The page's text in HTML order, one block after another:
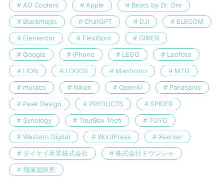
AO Coolers Apple Beats by Dr. Dre
Blackmagic ChatGPT DJI ELECOM
Elementor FlexiSpot GIIKER
Google iPhone LEGO Leofoto
LION LOGOS Manfrotto MTG
muraco Nikon OpenAI Panasonic
Peak Design PREDUCTS SPIDER
Synology TourBox Tech TOYO
Western Digital WordPress Xserver
ダイケイ産業株式会社 株式会社ドウシシャ
飛塚製鋏所